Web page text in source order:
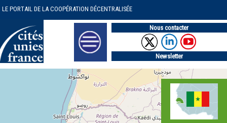
LE PORTAIL DE LA COOPÉRATION DÉCENTRALISÉE
Nous contacter
Newsletter